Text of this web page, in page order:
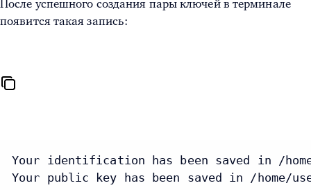
После успешного создания пары ключей в терминале
появится такая запись:
Your identification has been saved in /
Your public key has been saved in /home/